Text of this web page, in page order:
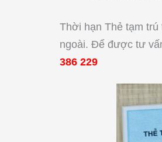
Thời hạn Thẻ tạm
ngoài. Để được tư
386 229